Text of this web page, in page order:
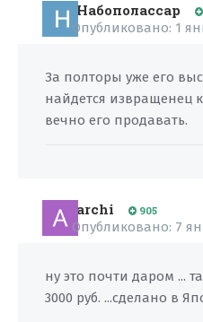
Набополассар
Опубликовано: 1
За полторы уже его
найдется извращенец
вечно его продавать.
archi 905
Опубликовано: 7
ну это почти даром ...
3000 руб. ...сделано в